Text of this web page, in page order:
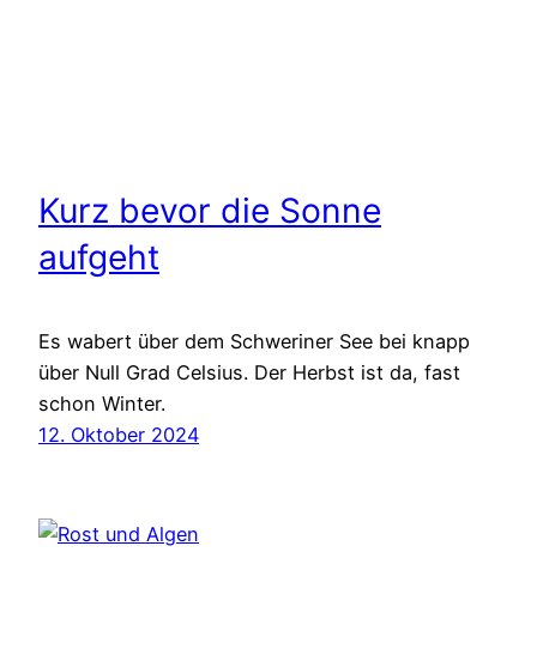
Kurz bevor die Sonne
aufgeht
Es wabert über dem Schweriner See bei knapp
über Null Grad Celsius. Der Herbst ist da, fast
schon Winter.
12. Oktober 2024